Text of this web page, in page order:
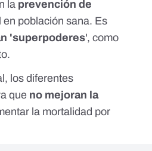
la prevención de
en población sana. Es
'superpoderes', como
.
los diferentes
que no mejoran la
la mortalidad por